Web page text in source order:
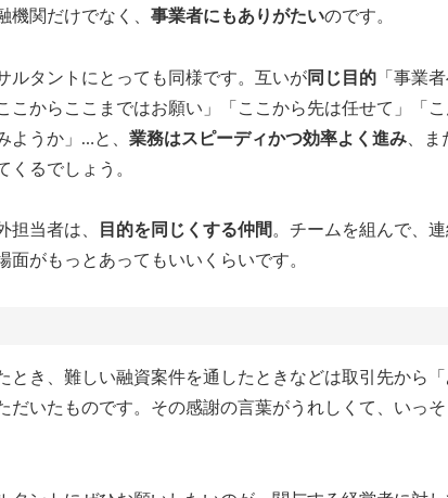
機関だけでなく、 事業者にもありがたいのです。
ルタントにとっても同様です。互いが同じ目的 「事業
こからここまではお願い」「ここから先は任せて」「
ようか」…と、 業務はスピーディかつ効率よく進み 、ま
くるでしょう。
担当者は、 目的を同じくする仲間。チームを組んで、
がもっとあってもいいくらいです。
とき、難しい融資案件を通したときなどは取引先から
だいたものです。その感謝の言葉がうれしくて、いっ